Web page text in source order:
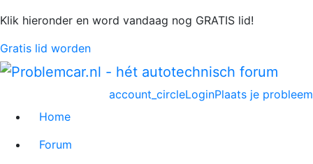
Klik hieronder en word vandaag nog GRATIS lid!
Gratis lid worden
Plaats je probleem
account_circleLogin
Home
Forum